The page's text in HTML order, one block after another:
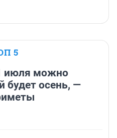
5
июля можно
будет осень, —